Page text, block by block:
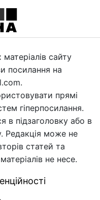
сайту
посилання на
прямі
гіперпосилання.
в підзаголовку або в
Редакція може не
статей та
не несе.